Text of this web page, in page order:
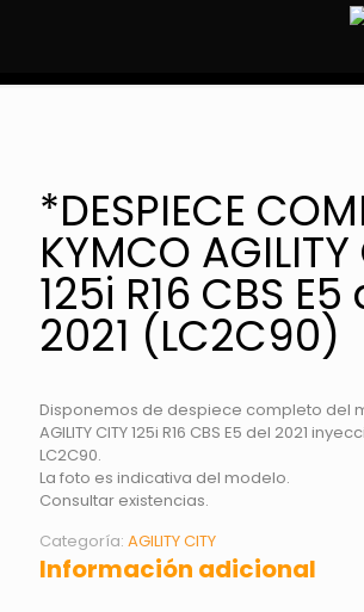
*DESPIECE
KYMCO AGILITY
125i R16 CBS E5
2021 (LC2C90)
Disponemos de despiece completo del
AGILITY CITY 125i R16 CBS E5 del 2021
LC2C90.
La foto es indicativa del modelo.
Consultar existencias.
Categoría: AGILITY CITY
Información adicional